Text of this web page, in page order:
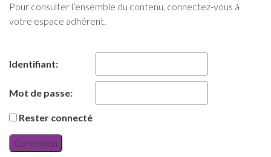
Pour consulter l’ensemble du contenu, connectez-vous à
votre espace adhérent.
Identifiant:
Mot de passe:
Rester connecté
Connexion